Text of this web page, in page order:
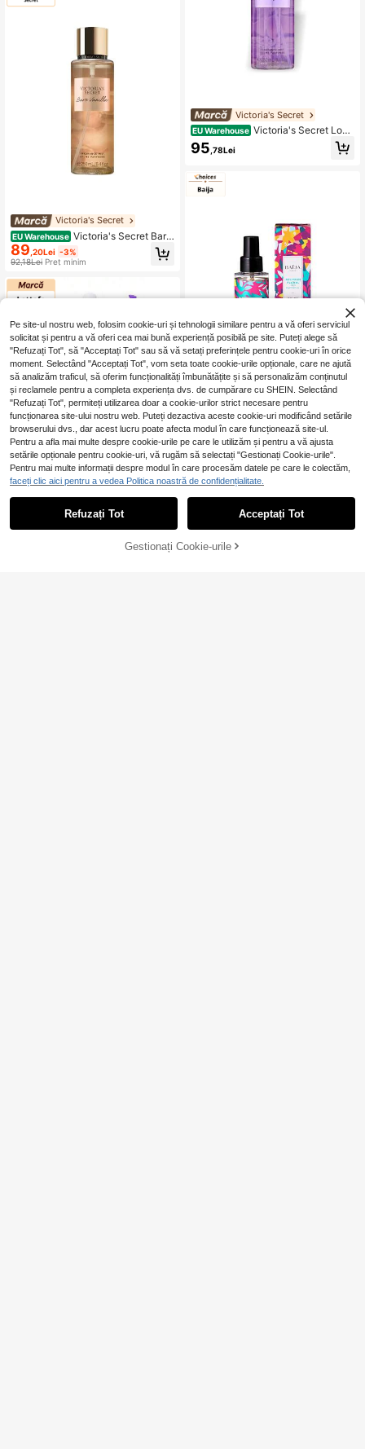
Victoria's Secret
EU Warehouse Victoria's Secret Bare
Vanilla Body Mist 250 ml – Fragranc
e Mist, Long-Lasting, For Women, W
itable For Daily Wear
89 ,20Lei -3%
92,18Lei Preț minim
Lattafa
EU Warehouse Lattafa GIVE ME GOU
47,49Lei
Victoria's Secret
EU Warehouse Victoria's Secret Love
Spell Body Mist 250 ml – Fragrance
Mist, Long-Lasting, For Women, Ch
table For Daily Wear
95 ,78Lei
SHEIN BEAUTY - BRANDS
EU Warehouse
Baija Body Mist Deliri
um Floral 125 ml
82 ,60Lei -6%
88,38LeiPreț minim
Cumpără acum
Pe site-ul nostru web, folosim cookie-uri și tehnologii similare pentru a vă oferi serviciul
solicitat și pentru a vă oferi cea mai bună experiență posibilă pe site. Puteți alege să
"Refuzați Tot", să "Acceptați Tot" sau să vă setați preferințele pentru cookie-uri în orice
moment. Selectând "Acceptați Tot", vom seta toate cookie-urile opționale, care ne ajută
să analizăm traficul, să oferim funcționalități îmbunătățite și să personalizăm conținutul
și reclamele pentru a completa experiența dvs. de cumpărare cu SHEIN. Selectând
"Refuzați Tot", permiteți utilizarea doar a cookie-urilor strict necesare pentru
funcționarea site-ului nostru web. Puteți dezactiva aceste cookie-uri modificând setările
browserului dvs., dar acest lucru poate afecta modul în care funcționează site-ul.
Pentru a afla mai multe despre cookie-urile pe care le utilizăm și pentru a vă ajusta
setările opționale pentru cookie-uri, vă rugăm să selectați "Gestionați Cookie-urile".
Pentru mai multe informații despre modul în care procesăm datele pe care le colectăm,
faceți clic aici pentru a vedea Politica noastră de confidențialitate.
Refuzați Tot Acceptați Tot
Gestionați Cookie-urile